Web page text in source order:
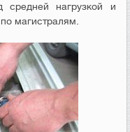
средней нагрузкой и
магистралям.